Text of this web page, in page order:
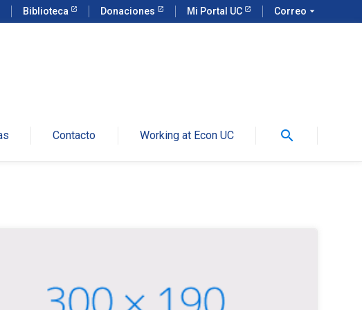
Biblioteca Donaciones Mi Portal UC Correo arrow_drop_down
Contacto Working at Econ UC search